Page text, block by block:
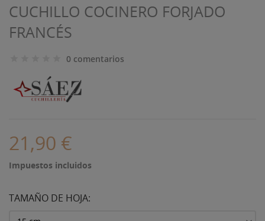
CUCHILLO COCINERO FORJADO
FRANCÉS
0 comentarios
21,90 €
Impuestos incluidos
TAMAÑO DE HOJA: